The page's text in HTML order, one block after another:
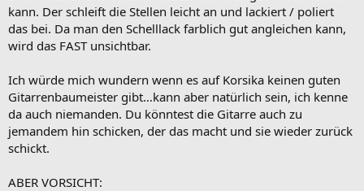
kann. Der schleift die Stellen leicht an und lackiert / poliert
das bei. Da man den Schelllack farblich gut angleichen kann,
wird das FAST unsichtbar.
Ich würde mich wundern wenn es auf Korsika keinen guten
Gitarrenbaumeister gibt…kann aber natürlich sein, ich kenne
da auch niemanden. Du könntest die Gitarre auch zu
jemandem hin schicken, der das macht und sie wieder zurück
schickt.
ABER VORSICHT: